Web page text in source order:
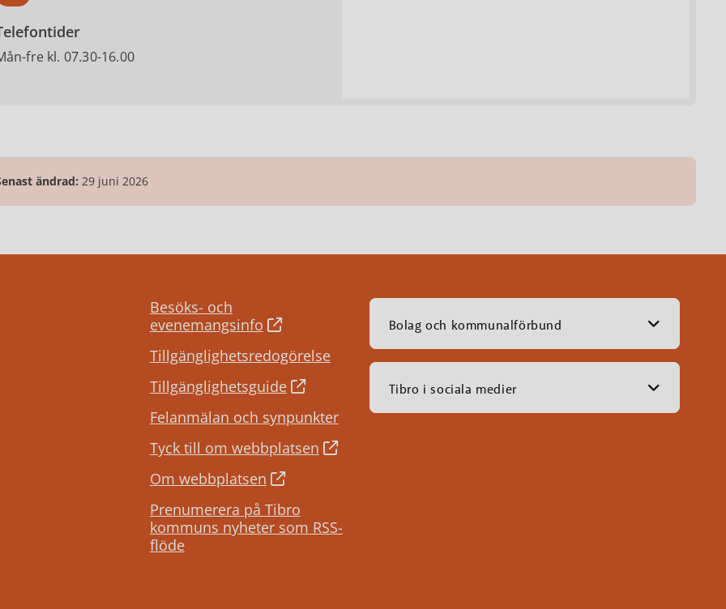
fre kl. 07.30-16.00
ändrad: 29 juni 2026
Besöks- och
evenemangsinfo
Tillgänglighetsredogörelse
Tillgänglighetsguide
Felanmälan och synpunkter
Tyck till om webbplatsen
Om webbplatsen
Prenumerera på Tibro
kommuns nyheter som RSS-
flöde
Bolag och kommunalförbund
Tibro i sociala medier